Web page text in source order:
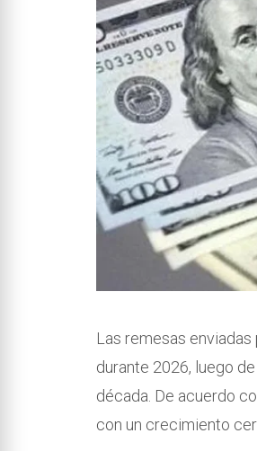
Las remesas
durante 2026, luego
década. De acuerdo
con un crecimiento